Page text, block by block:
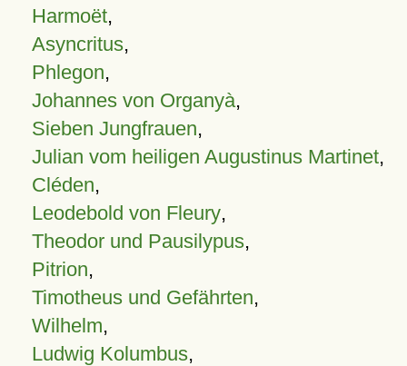
Harmoët,
Asyncritus,
Phlegon,
Johannes von Organyà,
Sieben Jungfrauen,
Julian vom heiligen Augustinus Martinet,
Cléden,
Leodebold von Fleury,
Theodor und Pausilypus,
Pitrion,
Timotheus und Gefährten,
Wilhelm,
Ludwig Kolumbus,